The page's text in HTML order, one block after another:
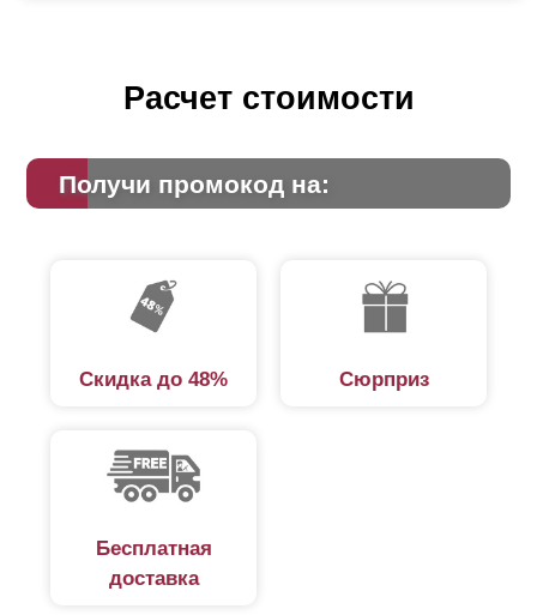
Расчет стоимости
Получи промокод на:
Скидка до 48% Сюрприз
Бесплатная
доставка